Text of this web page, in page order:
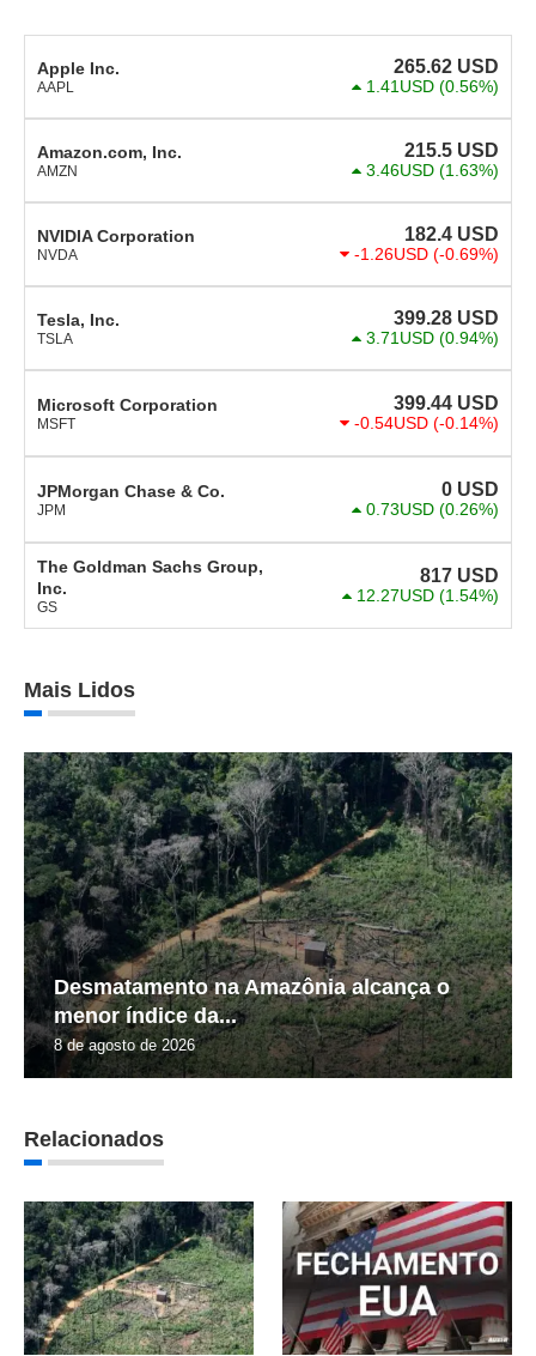
Apple Inc.
AAPL
265.62 USD
1.41USD (0.56%)
Amazon.com, Inc.
AMZN
215.5 USD
3.46USD (1.63%)
NVIDIA Corporation
NVDA
182.4 USD
-1.26USD (-0.69%)
Tesla, Inc.
TSLA
399.28 USD
3.71USD (0.94%)
Microsoft Corporation
MSFT
399.44 USD
-0.54USD (-0.14%)
JPMorgan Chase & Co.
JPM
0 USD
0.73USD (0.26%)
The Goldman Sachs Group,
Inc.
GS
817 USD
12.27USD (1.54%)
Mais Lidos
Desmatamento na Amazônia alcança o
menor índice da...
8 de agosto de 2026
Relacionados